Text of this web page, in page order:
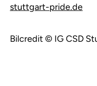
stuttgart-pride.de
Bilcredit © IG CSD